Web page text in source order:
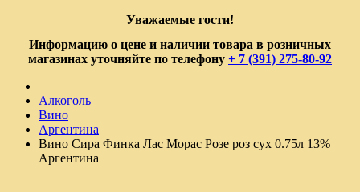
Уважаемые гости!
Информацию о цене и наличии товара в розничных
магазинах уточняйте по телефону + 7 (391) 275-80-92
Алкоголь
Вино
Аргентина
Вино Сира Финка Лас Морас Розе роз сух 0.75л 13%
Аргентина